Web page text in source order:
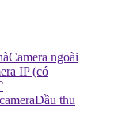
Camera ngoài
IP (có
Đầu thu